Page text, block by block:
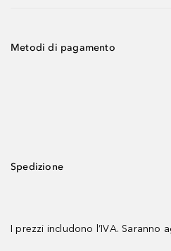
Metodi di pagamento
Spedizione
I prezzi includono l’IVA. Saranno